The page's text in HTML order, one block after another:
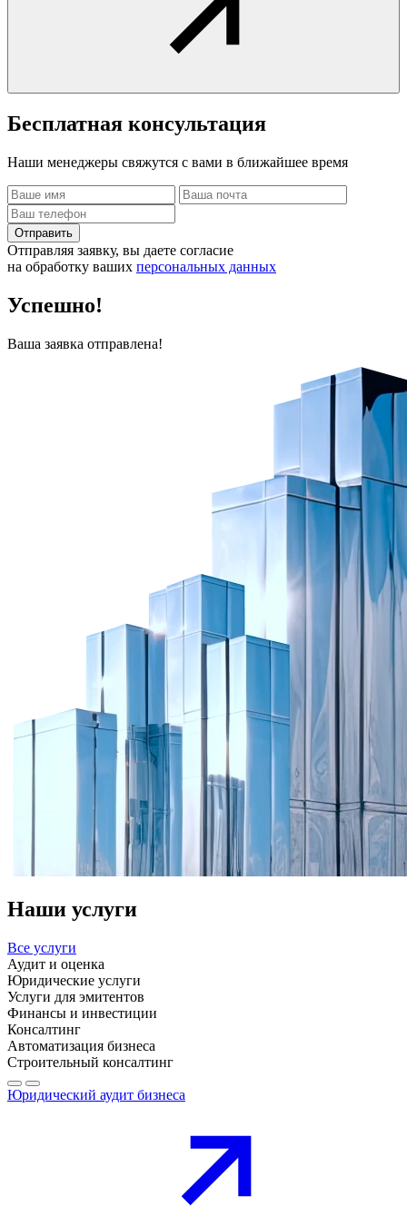
Бесплатная консультация
Наши менеджеры свяжутся с вами в ближайшее время
Отправить
Отправляя заявку, вы даете согласие
на обработку ваших персональных данных
Успешно!
Ваша заявка отправлена!
Наши услуги
Все услуги
Аудит и оценка
Юридические услуги
Услуги для эмитентов
Финансы и инвестиции
Консалтинг
Автоматизация бизнеса
Строительный консалтинг
Юридический аудит бизнеса